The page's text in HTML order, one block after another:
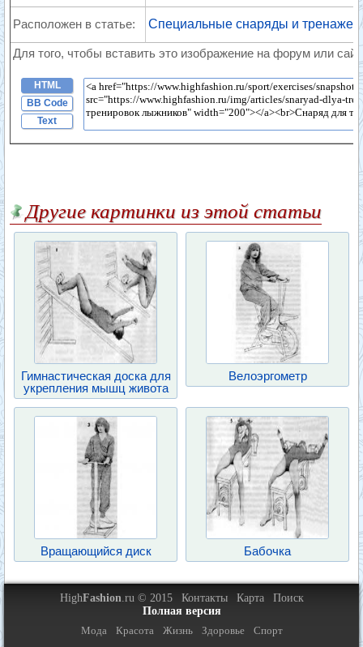
Расположен в статье: Специальные снаряды и
Для того, чтобы вставить это изображение на форум или
HTML
BB Code
Text
Другие картинки из этой статьи
Гимнастическая доска для
укрепления мышц живота
Велоэргометр
Вращающийся диск Бабочка
HighFashion.ru © 2015 Контакты Карта
Поиск
Полная версия
Мода
Красота Жизнь Здоровье Спорт